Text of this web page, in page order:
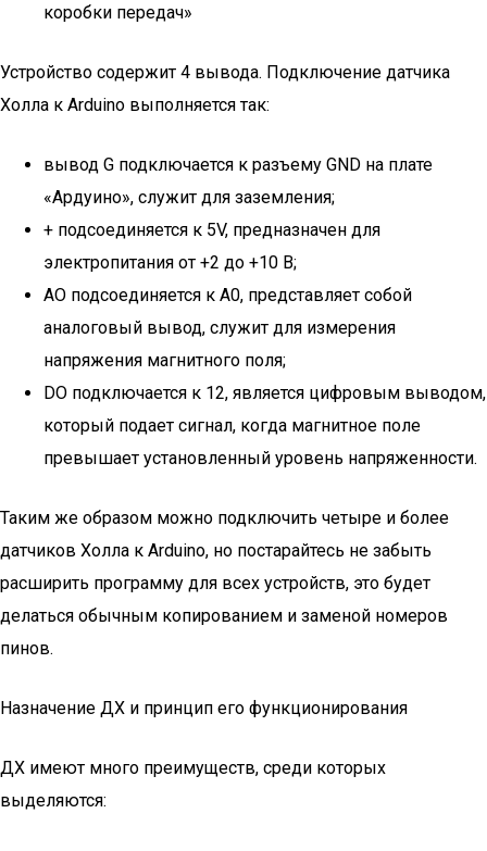
коробки передач»
Устройство содержит 4 вывода. Подключение датчика
Холла к Arduino выполняется так:
вывод G подключается к разъему GND на плате
«Ардуино», служит для заземления;
+ подсоединяется к 5V, предназначен для
электропитания от +2 до +10 В;
AO подсоединяется к A0, представляет собой
аналоговый вывод, служит для измерения
напряжения магнитного поля;
DO подключается к 12, является цифровым выводом,
который подает сигнал, когда магнитное поле
превышает установленный уровень напряженности.
Таким же образом можно подключить четыре и более
датчиков Холла к Arduino, но постарайтесь не забыть
расширить программу для всех устройств, это будет
делаться обычным копированием и заменой номеров
пинов.
Назначение ДХ и принцип его функционирования
ДХ имеют много преимуществ, среди которых
выделяются: